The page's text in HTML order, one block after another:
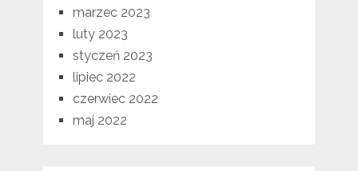
marzec 2023
luty 2023
styczeń 2023
lipiec 2022
czerwiec 2022
maj 2022